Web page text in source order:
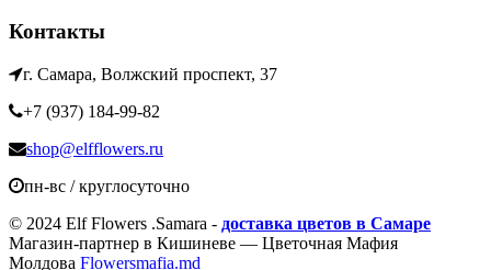
Контакты
г. Самара, Волжский проспект, 37
+7 (937) 184-99-82
shop@elfflowers.ru
пн-вс / круглосуточно
© 2024 Elf Flowers .Samara - доставка цветов в Самаре
Магазин-партнер в Кишиневе — Цветочная Мафия
Молдова Flowersmafia.md